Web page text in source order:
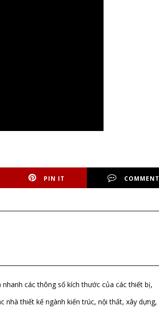
PIN IT COMMENT
các thông số kích thước của các thiết bị,
nhà thiết kế ngành kiến trúc, nội thất, xây dựng,